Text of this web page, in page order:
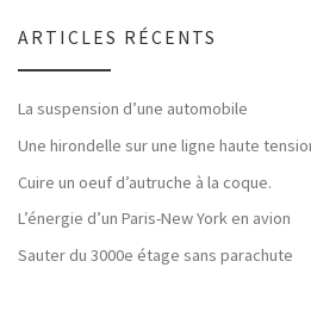
ARTICLES RÉCENTS
La suspension d’une automobile
Une hirondelle sur une ligne haute
Cuire un oeuf d’autruche à la coque.
L’énergie d’un Paris-New York en avion
Sauter du 3000e étage sans parachute